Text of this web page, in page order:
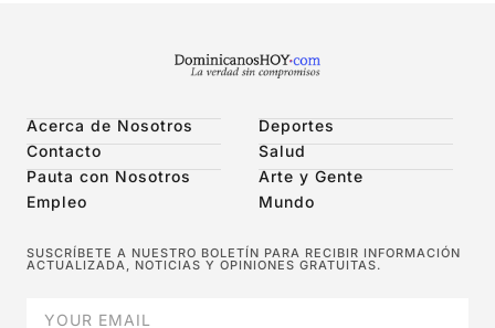
Acerca de Nosotros
Contacto
Pauta con Nosotros
Empleo
Deportes
Salud
Arte y Gente
Mundo
SUSCRÍBETE A NUESTRO BOLETÍN PARA RECIBIR INFORMACIÓN
ACTUALIZADA, NOTICIAS Y OPINIONES GRATUITAS.